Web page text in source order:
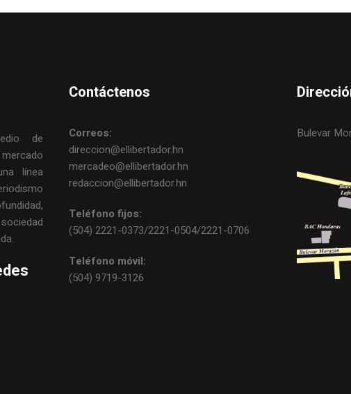
de
línea
Contáctenos
Correos:
direccion@ellibertador.hn
mercadeo@ellibertador.hn
redaccion@ellibertador.hn
Teléfono fijos:
(504) 2221-0373/2221-0504/2221-0706
Teléfono móvil:
(504) 9719-3126
Bulevar